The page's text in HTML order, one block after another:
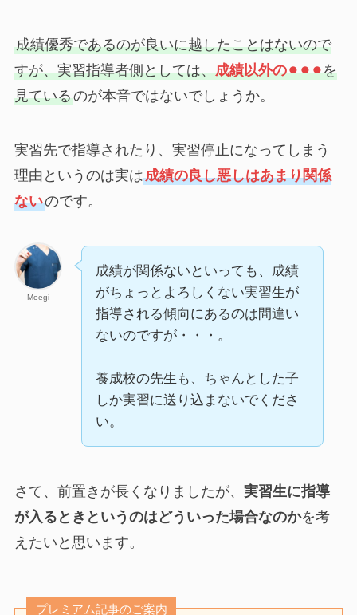
成績優秀であるのが良いに越したことはないので
すが、実習指導者側としては、成績以外の⚫︎⚫︎⚫︎を
見ているのが本音ではないでしょうか。
実習先で指導されたり、実習停止になってしまう
理由というのは実は成績の良し悪しはあまり関係
ないのです。
Moegi
成績が関係ないといっても、成績
がちょっとよろしくない実習生が
指導される傾向にあるのは間違い
ないのですが・・・。
養成校の先生も、ちゃんとした子
しか実習に送り込まないでくださ
い。
さて、前置きが長くなりましたが、 実習生に指導
が入るときというのはどういった場合なのかを考
えたいと思います。
プレミアム記事のご案内